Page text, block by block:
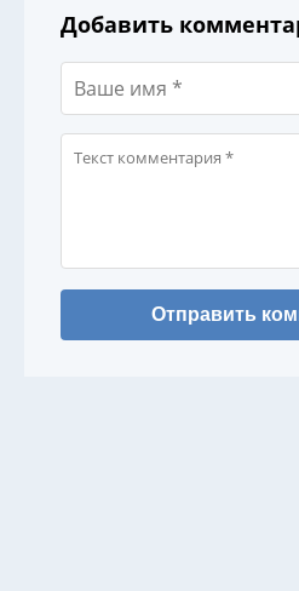
Добавить
Отправить